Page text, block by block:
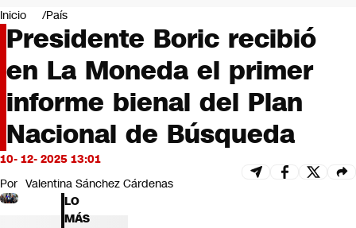
Negocios
Deportes
Programas completos
Cultura
Servicios
Bits
CNN tiempo
Futuro 360
Inicio País
Presidente Boric recibió
en La Moneda el primer
informe bienal del Plan
Nacional de Búsqueda
10- 12- 2025 13:01
Por Valentina Sánchez Cárdenas
LO
MÁS